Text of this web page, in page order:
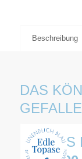
Beschreibung
DAS
TOPAS